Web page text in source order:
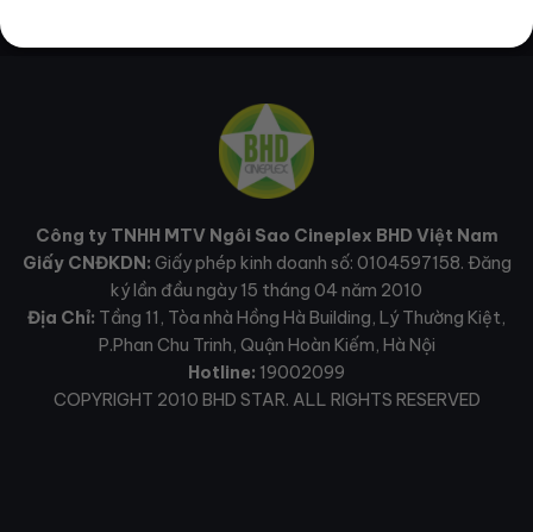
Công ty TNHH MTV Ngôi Sao Cineplex BHD Việt Nam
Giấy CNĐKDN: Giấy phép kinh doanh số: 0104597158. Đăng
ký lần đầu ngày 15 tháng 04 năm 2010
Địa Chỉ: Tầng 11, Tòa nhà Hồng Hà Building, Lý Thường Kiệt,
P.Phan Chu Trinh, Quận Hoàn Kiếm, Hà Nội
Hotline: 19002099
COPYRIGHT 2010 BHD STAR. ALL RIGHTS RESERVED